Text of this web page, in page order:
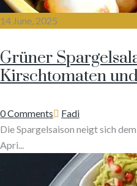
14 June, 2025
Grüner
Kirschtomaten
0 Comments Author
Fadi
Die Spargelsaison neigt sich
Apri...